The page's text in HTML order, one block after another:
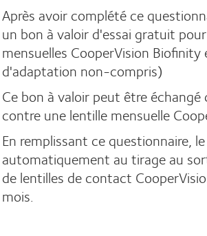
Après avoir complété ce
un bon à valoir d'essai gratuit
mensuelles CooperVision
d'adaptation non-compris)
Ce bon à valoir peut être
contre une lentille mensuelle
En remplissant ce questionnaire,
automatiquement au tirage au
de lentilles de contact
mois.